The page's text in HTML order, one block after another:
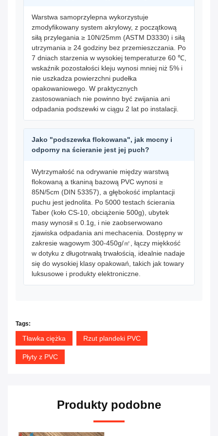
Warstwa samoprzylepna wykorzystuje
zmodyfikowany system akrylowy, z początkową
siłą przylegania ≥ 10N/25mm (ASTM D3330) i siłą
utrzymania ≥ 24 godziny bez przemieszczania. Po
7 dniach starzenia w wysokiej temperaturze 60 ℃,
wskaźnik pozostałości kleju wynosi mniej niż 5% i
nie uszkadza powierzchni pudełka
opakowaniowego. W praktycznych
zastosowaniach nie powinno być zwijania ani
odpadania podszewki w ciągu 2 lat po instalacji.
Jako "podszewka flokowana", jak mocny i
odporny na ścieranie jest jej puch?
Wytrzymałość na odrywanie między warstwą
flokowaną a tkaniną bazową PVC wynosi ≥
85N/5cm (DIN 53357), a głębokość implantacji
puchu jest jednolita. Po 5000 testach ścierania
Taber (koło CS-10, obciążenie 500g), ubytek
masy wynosił ≤ 0.1g, i nie zaobserwowano
zjawiska odpadania ani mechacenia. Dostępny w
zakresie wagowym 300-450g/㎡, łączy miękkość
w dotyku z długotrwałą trwałością, idealnie nadaje
się do wysokiej klasy opakowań, takich jak towary
luksusowe i produkty elektroniczne.
Tags:
Tławka ciężka Rzut plandeki PVC
Płyty z PVC
Produkty podobne